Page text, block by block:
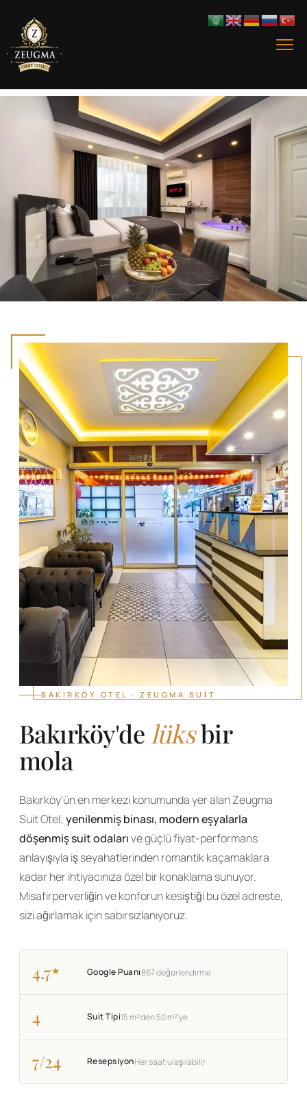
Şık detaylarla tasarlanmış, jakuzili ve modern odalarımızda günün
yorgunluğunu geride bırakın. Kendinizi özel hissetmek için yerinizi ayırtın.
BAKIRKÖY OTEL · ZEUGMA SUIT
Bakırköy'de lüksbir
mola
Bakırköy'ün en merkezi konumunda yer alan Zeugma
Suit Otel; yenilenmiş binası, modern eşyalarla
döşenmiş suit odalarıve güçlü fiyat-performans
anlayışıyla iş seyahatlerinden romantik kaçamaklara
kadar her ihtiyacınıza özel bir konaklama sunuyor.
Misafirperverliğin ve konforun kesiştiği bu özel adreste,
sizi ağırlamak için sabırsızlanıyoruz.
4.7★ Google Puanı867 değerlendirme
4 Suit Tipi15 m²'den 50 m²'ye
7/24 ResepsiyonHer saat ulaşılabilir